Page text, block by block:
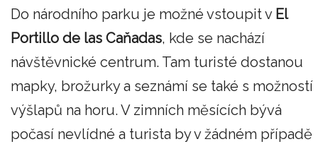
Do národního parku je možné vstoupit v El
Portillo de las Caňadas, kde se nachází
návštěvnické centrum. Tam turisté dostanou
mapky, brožurky a seznámí se také s možností
výšlapů na horu. V zimních měsících bývá
počasí nevlídné a turista by v žádném případě